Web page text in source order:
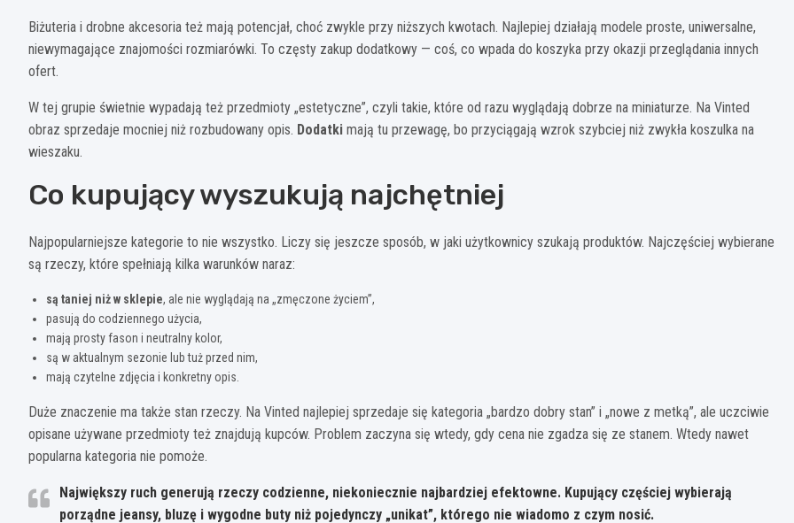
Biżuteria i drobne akcesoria też mają potencjał, choć zwykle przy niższych kwotach. Najlepiej działają modele proste, uniwersalne,
niewymagające znajomości rozmiarówki. To częsty zakup dodatkowy — coś, co wpada do koszyka przy okazji przeglądania innych
ofert.
W tej grupie świetnie wypadają też przedmioty „estetyczne”, czyli takie, które od razu wyglądają dobrze na miniaturze. Na Vinted
obraz sprzedaje mocniej niż rozbudowany opis. Dodatki mają tu przewagę, bo przyciągają wzrok szybciej niż zwykła koszulka na
wieszaku.
Co kupujący wyszukują najchętniej
Najpopularniejsze kategorie to nie wszystko. Liczy się jeszcze sposób, w jaki użytkownicy szukają produktów. Najczęściej wybierane
są rzeczy, które spełniają kilka warunków naraz:
są taniej niż w sklepie, ale nie wyglądają na „zmęczone życiem”,
pasują do codziennego użycia,
mają prosty fason i neutralny kolor,
są w aktualnym sezonie lub tuż przed nim,
mają czytelne zdjęcia i konkretny opis.
Duże znaczenie ma także stan rzeczy. Na Vinted najlepiej sprzedaje się kategoria „bardzo dobry stan” i „nowe z metką”, ale uczciwie
opisane używane przedmioty też znajdują kupców. Problem zaczyna się wtedy, gdy cena nie zgadza się ze stanem. Wtedy nawet
popularna kategoria nie pomoże.
Największy ruch generują rzeczy codzienne, niekoniecznie najbardziej efektowne. Kupujący częściej wybierają
porządne jeansy, bluzę i wygodne buty niż pojedynczy „unikat”, którego nie wiadomo z czym nosić.